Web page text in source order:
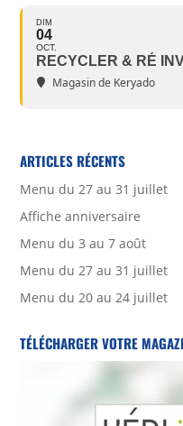
DIM
04
OCT.
RECYCLER & RÉ
Magasin de Keryado
ARTICLES RÉCENTS
Menu du 27 au 31 juillet
Affiche anniversaire
Menu du 3 au 7 août
Menu du 27 au 31 juillet
Menu du 20 au 24 juillet
TÉLÉCHARGER VOTRE